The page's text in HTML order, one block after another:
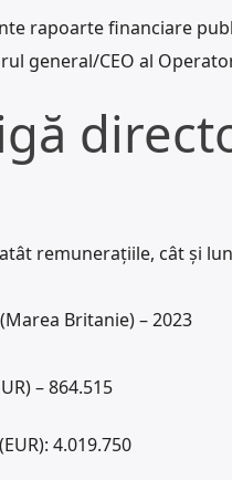
rapoarte financiare
general/CEO al
remunerațiile, cât și
(Marea Britanie) – 2023
– 864.515
4.019.750